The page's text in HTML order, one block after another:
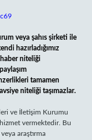
veya şahıs şirketi ile
hazırladığımız
niteliği
tamamen
niteliği taşımazlar.
ve İletişim Kurumu
hizmet vermektedir. Bu
araştırma